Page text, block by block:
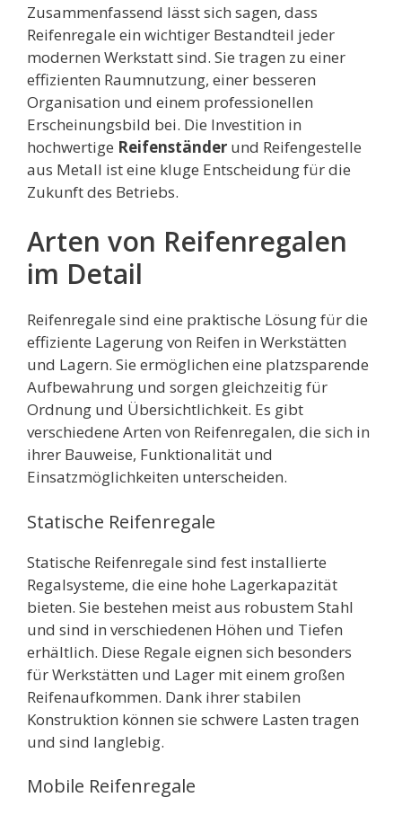
Zusammenfassend lässt sich sagen, dass
Reifenregale ein wichtiger Bestandteil jeder
modernen Werkstatt sind. Sie tragen zu einer
effizienten Raumnutzung, einer besseren
Organisation und einem professionellen
Erscheinungsbild bei. Die Investition in
hochwertige Reifenständer und Reifengestelle
aus Metall ist eine kluge Entscheidung für die
Zukunft des Betriebs.
Arten von Reifenregalen
im Detail
Reifenregale sind eine praktische Lösung für die
effiziente Lagerung von Reifen in Werkstätten
und Lagern. Sie ermöglichen eine platzsparende
Aufbewahrung und sorgen gleichzeitig für
Ordnung und Übersichtlichkeit. Es gibt
verschiedene Arten von Reifenregalen, die sich in
ihrer Bauweise, Funktionalität und
Einsatzmöglichkeiten unterscheiden.
Statische Reifenregale
Statische Reifenregale sind fest installierte
Regalsysteme, die eine hohe Lagerkapazität
bieten. Sie bestehen meist aus robustem Stahl
und sind in verschiedenen Höhen und Tiefen
erhältlich. Diese Regale eignen sich besonders
für Werkstätten und Lager mit einem großen
Reifenaufkommen. Dank ihrer stabilen
Konstruktion können sie schwere Lasten tragen
und sind langlebig.
Mobile Reifenregale